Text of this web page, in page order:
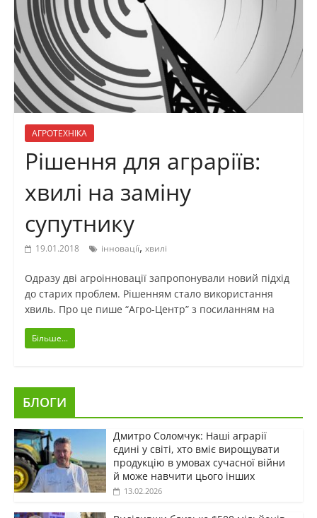
АГРОТЕХНІКА
Рішення для аграріїв:
хвилі на заміну
супутнику
19.01.2018 інновації, хвилі
Одразу дві агроінновації запропонували новий підхід
до старих проблем. Рішенням стало використання
хвиль. Про це пише “Агро-Центр” з посиланням на
Більше...
БЛОГИ
Дмитро Соломчук: Наші аграрії
єдині у світі, хто вміє вирощувати
продукцію в умовах сучасної війни
й може навчити цього інших
13.02.2026